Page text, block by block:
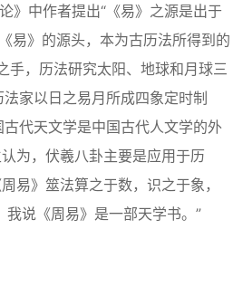
》中作者提出“《易》之源是出于
易》的源头，本为古历法所得到的
手，历法研究太阳、地球和月球三
家以日之易月所成四象定时制
代天文学是中国古代人文学的外
为，伏羲八卦主要是应用于历
易》筮法算之于数，识之于象，
我说《周易》是一部天学书。”